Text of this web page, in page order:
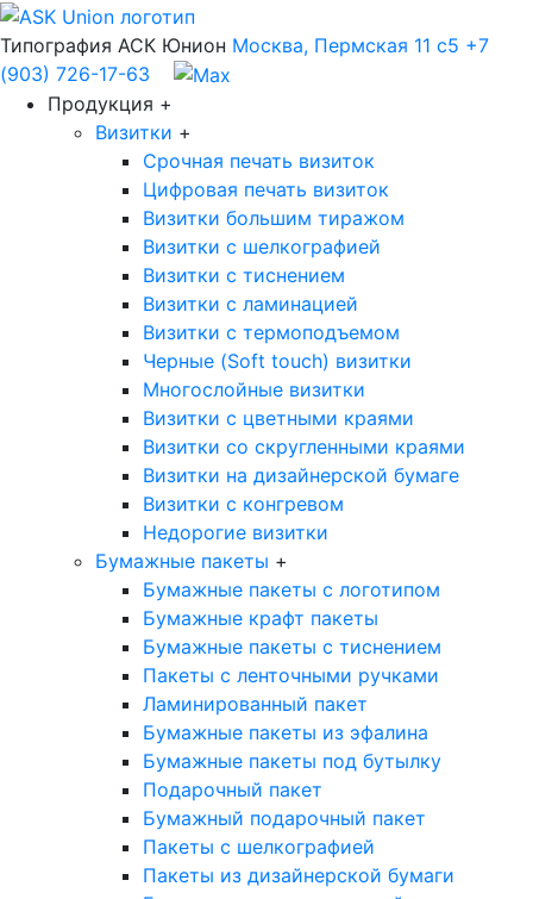
Типография АСК Юнион Москва, Пермская 11 с5 +7
(903) 726-17-63
Продукция +
Визитки +
Срочная печать визиток
Цифровая печать визиток
Визитки большим тиражом
Визитки с шелкографией
Визитки с тиснением
Визитки с ламинацией
Визитки с термоподъемом
Черные (Soft touch) визитки
Многослойные визитки
Визитки с цветными краями
Визитки со скругленными краями
Визитки на дизайнерской бумаге
Визитки с конгревом
Недорогие визитки
Бумажные пакеты +
Бумажные пакеты с логотипом
Бумажные крафт пакеты
Бумажные пакеты с тиснением
Пакеты с ленточными ручками
Ламинированный пакет
Бумажные пакеты из эфалина
Бумажные пакеты под бутылку
Подарочный пакет
Бумажный подарочный пакет
Пакеты с шелкографией
Пакеты из дизайнерской бумаги